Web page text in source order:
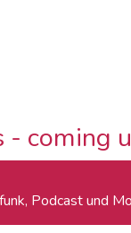
- coming
Podcast und